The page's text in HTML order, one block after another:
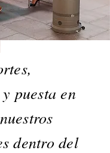
puesta en
dentro del